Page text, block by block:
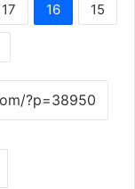
15
16
17